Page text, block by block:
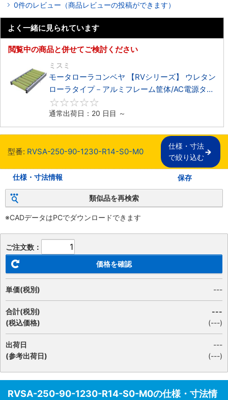
0件のレビュー（商品レビューの投稿ができます）
よく一緒に見られています
閲覧中の商品と併せてご検討ください
ミスミ
モータローラコンベヤ 【RVシリーズ】 ウレタン
ローラタイプ－アルミフレーム筐体/AC電源タイ
プ－
通常出荷日：20 日目 ～
型番: RVSA-250-90-1230-R14-S0-M0
仕様・寸法
で絞り込む
仕様・寸法情報 保存
類似品を再検索
※CADデータはPCでダウンロードできます
ご注文数：
価格を確認
単価(税別) ---
合計(税別)
(税込価格)
---
(---)
出荷日
(参考出荷日)
---
(---)
RVSA-250-90-1230-R14-S0-M0の仕様・寸法情